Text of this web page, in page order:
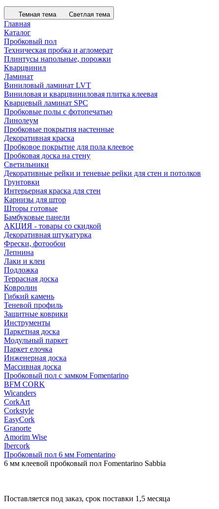
Темная тема Светлая тема
Главная
Каталог
Пробковый пол
Техническая пробка и агломерат
Плинтусы напольные, порожки
Кварцвинил
Ламинат
Виниловый ламинат LVT
Виниловая и кварцвиниловая плитка клеевая
Кварцевый ламинат SPC
Пробковые полы с фотопечатью
Линолеум
Пробковые покрытия настенные
Декоративная краска
Пробковое покрытие для пола клеевое
Пробковая доска на стену
Светильники
Декоративные рейки и теневые рейки для стен и потолков
Грунтовки
Интерьерная краска для стен
Карнизы для штор
Шторы готовые
Бамбуковые панели
АКЦИЯ - товары со скидкой
Декоративная штукатурка
Фрески, фотообои
Лепнина
Лаки и клеи
Подложка
Террасная доска
Ковролин
Гибкий камень
Теневой профиль
Защитные коврики
Инструменты
Паркетная доска
Модульный паркет
Паркет елочка
Инженерная доска
Массивная доска
Пробковый пол с замком Fomentarino
BFM CORK
Wicanders
CorkArt
Corkstyle
EasyCork
Granorte
Amorim Wise
Ibercork
Пробковый пол 6 мм Fomentarino
6 мм клеевой пробковый пол Fomentarino Sabbia
Поставляется под заказ, срок поставки 1,5 месяца